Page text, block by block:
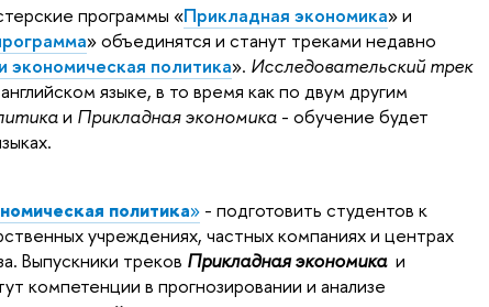
программы «Прикладная экономика» и
» объединятся и станут треками недавно
экономическая политика». Исследовательский трек
языке, в то время как по двум другим
и Прикладная экономика - обучение будет
политика» - подготовить студентов к
учреждениях, частных компаниях и центрах
Выпускники треков Прикладная экономика и
компетенции в прогнозировании и анализе